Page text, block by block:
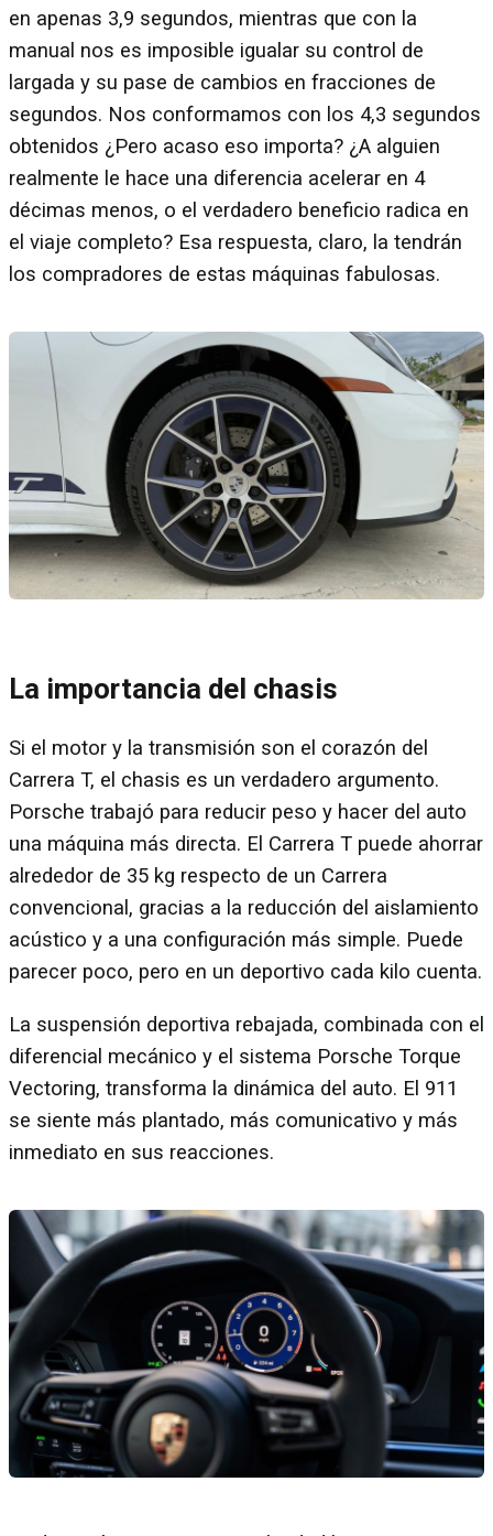
en apenas 3,9 segundos, mientras que con la
manual nos es imposible igualar su control de
largada y su pase de cambios en fracciones de
segundos. Nos conformamos con los 4,3 segundos
obtenidos ¿Pero acaso eso importa? ¿A alguien
realmente le hace una diferencia acelerar en 4
décimas menos, o el verdadero beneficio radica en
el viaje completo? Esa respuesta, claro, la tendrán
los compradores de estas máquinas fabulosas.
La importancia del chasis
Si el motor y la transmisión son el corazón del
Carrera T, el chasis es un verdadero argumento.
Porsche trabajó para reducir peso y hacer del auto
una máquina más directa. El Carrera T puede ahorrar
alrededor de 35 kg respecto de un Carrera
convencional, gracias a la reducción del aislamiento
acústico y a una configuración más simple. Puede
parecer poco, pero en un deportivo cada kilo cuenta.
La suspensión deportiva rebajada, combinada con el
diferencial mecánico y el sistema Porsche Torque
Vectoring, transforma la dinámica del auto. El 911
se siente más plantado, más comunicativo y más
inmediato en sus reacciones.